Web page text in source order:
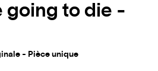
going to die -
- Pièce unique